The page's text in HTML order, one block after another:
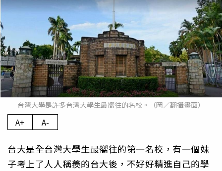
台灣大學是許多台灣大學生最嚮往的名校。（圖／翻攝畫面）
A+ A-
台大是全台灣大學生最嚮往的第一名校，有一個妹
子考上了人人稱羨的台大後，不好好精進自己的學